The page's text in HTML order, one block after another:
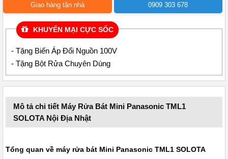
Giao hàng tận nhà 0909 303 678
KHUYẾN MẠI CỰC SỐC
- Tặng Biến Áp Đổi Nguồn 100V
- Tặng Bột Rửa Chuyên Dùng
Mô tả chi tiết Máy Rửa Bát Mini Panasonic TML1
SOLOTA Nội Địa Nhật
Tổng quan về máy rửa bát Mini Panasonic TML1 SOLOTA